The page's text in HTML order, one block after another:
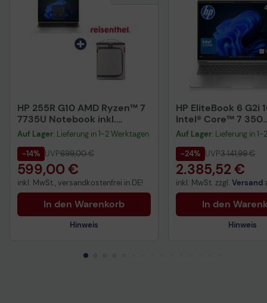
HP 255R G10 AMD Ryzen™ 7
7735U Notebook inkl.
Reisenthel coolerbox
herringbone grey
Auf Lager: Lieferung in 1-2 Werktagen
-14% UVP699,00 €
599,00 €
inkl. MwSt., versandkostenfrei in DE!
In den Warenkorb
Hinweis
HP EliteBook 6 G2i
Intel® Core™ 7 350
Notebook 40,6 cm
Auf Lager: Lieferung in
-24% UVP3.141,99 €
2.385,52 €
inkl. MwSt. zzgl. Versand
In den
Hinweis